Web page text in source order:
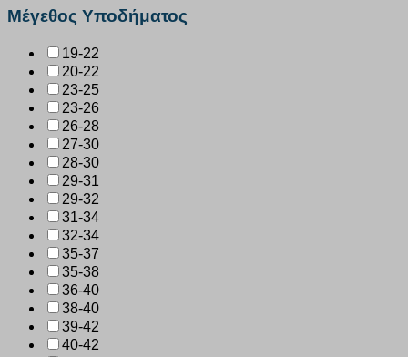
Μέγεθος Υποδήματος
19-22
20-22
23-25
23-26
26-28
27-30
28-30
29-31
29-32
31-34
32-34
35-37
35-38
36-40
38-40
39-42
40-42